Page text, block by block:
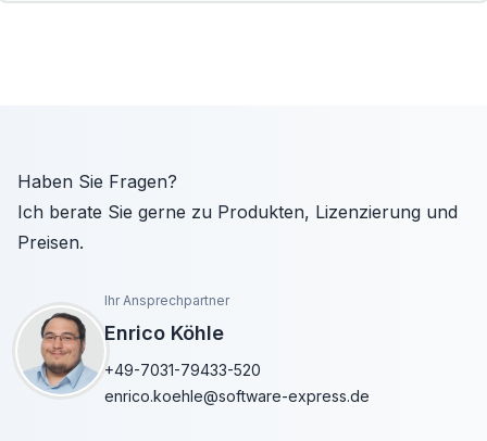
Haben Sie Fragen?
Ich berate Sie gerne zu Produkten, Lizenzierung und
Preisen.
Ihr Ansprechpartner
Enrico Köhle
+49-7031-79433-520
enrico.koehle@software-express.de